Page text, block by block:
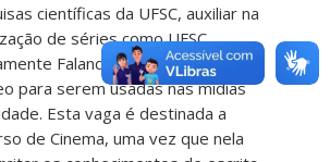
científicas da UFSC, auxiliar na
de séries como UFSC
Falando, dentre outras
para serem usadas nas mídias
Esta vaga é destinada a
de Cinema, uma vez que nela